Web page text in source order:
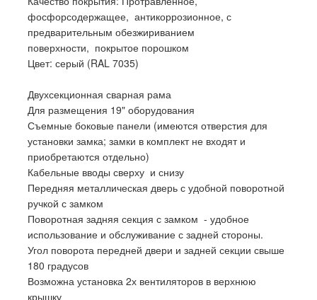
фосфорсодержащее, антикоррозионное, с
предварительным обезжириванием
поверхности, покрытое порошком
Цвет: серый (RAL 7035)
Двухсекционная сварная рама
Для размещения 19" оборудования
Съемные боковые панели (имеются отверстия для
установки замка; замки в комплект не входят и
приобретаются отдельно)
Кабельные вводы сверху и снизу
Передняя металлическая дверь с удобной поворотной
ручкой с замком
Поворотная задняя секция с замком - удобное
использование и обслуживание с задней стороны.
Угол поворота передней двери и задней секции свыше
180 градусов
Возможна установка 2х вентиляторов в верхнюю
крышку